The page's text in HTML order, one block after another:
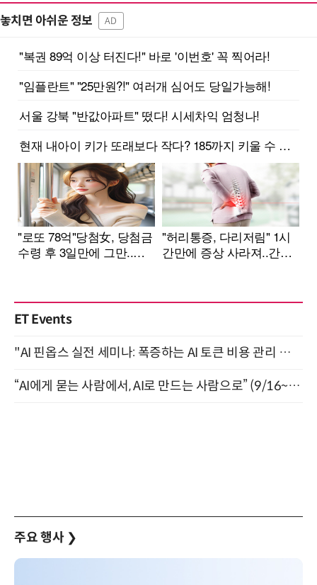
놓치면 아쉬운 정보 AD
ET Events
"AI 핀옵스 실전 세미나: 폭증하는 AI 토큰 비용 관리 전략" 8월 21일 개최
“AI에게 묻는 사람에서, AI로 만드는 사람으로” (9/16~17)
주요 행사 ❯